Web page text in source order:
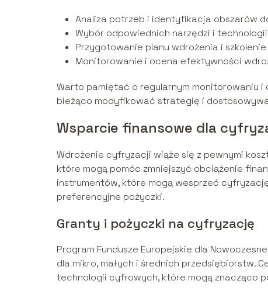
Analiza potrzeb i identyfikacja obszarów
Wybór odpowiednich narzędzi i
Przygotowanie planu wdrożenia i
Monitorowanie i ocena efektywności
Warto pamiętać o regularnym monitorowaniu
bieżąco modyfikować strategię i
Wsparcie finansowe dla
Wdrożenie cyfryzacji wiąże się z pewnymi
które mogą pomóc zmniejszyć obciążenie
instrumentów, które mogą wesprzeć
preferencyjne pożyczki.
Granty i pożyczki na cyfryzację
Program Fundusze Europejskie dla
dla mikro, małych i średnich przedsiębiorstw.
technologii cyfrowych, które mogą znacząco